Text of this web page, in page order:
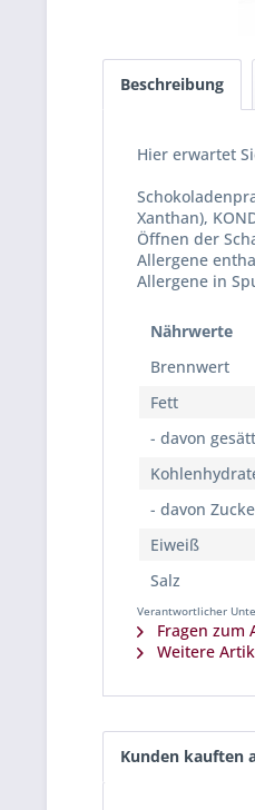
Beschreibung
Hier erwartet
Xanthan),
Öffnen der
Allergene
Allergene in
Nährwerte
Brennwert
Fett
- davon
- davon
Eiweiß
Salz
Verantwortlicher
Fragen zum
Weitere
Kunden kauften